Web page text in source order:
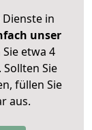
in
unser
etwa 4
Sie
füllen Sie
aus.